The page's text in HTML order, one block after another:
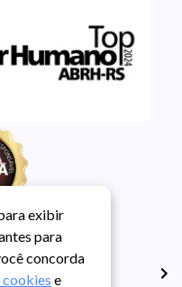
exibir
para
concorda
e